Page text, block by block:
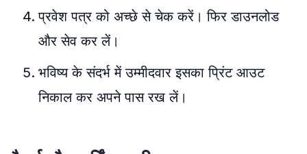
प्रवेश पत्र को अच्छे से चेक करें। फिर डाउनलोड
और सेव कर लें।
भविष्य के संदर्भ में उम्मीदवार इसका प्रिंट आउट
निकाल कर अपने पास रख लें।